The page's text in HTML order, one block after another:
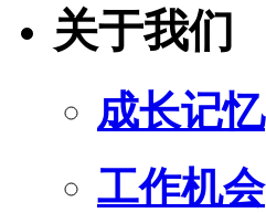
关于我们
成长记忆
工作机会